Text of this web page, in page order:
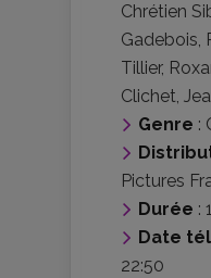
Chrétien
Gadebois
Tillier,
Clichet
Genre :
Pictures
Durée :
Date
22:50